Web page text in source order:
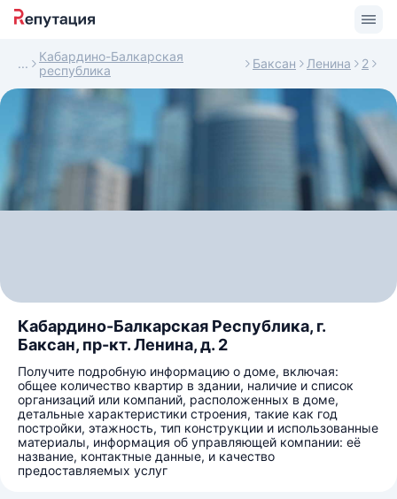
Кабардино-Балкарская
республика
Баксан Ленина 2
Кабардино-Балкарская Республика, г.
Баксан, пр-кт. Ленина, д. 2
Получите подробную информацию о доме, включая:
общее количество квартир в здании, наличие и список
организаций или компаний, расположенных в доме,
детальные характеристики строения, такие как год
постройки, этажность, тип конструкции и использованные
материалы, информация об управляющей компании: её
название, контактные данные, и качество
предоставляемых услуг